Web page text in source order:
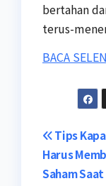
bertahan
terus-
BACA
Post
Tips
Harus
Saham